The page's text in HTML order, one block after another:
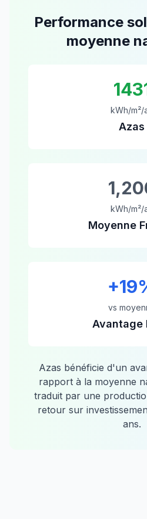
Performance
moyenne
kWh/m²/
Azas
kWh/m²/
Moyenne
+19
vs
Avantage
Azas bénéficie d'un
rapport à la moyenne
traduit par une
retour sur
ans.